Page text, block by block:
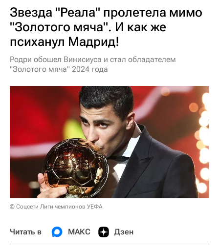
Звезда "Реала" пролетела мимо
"Золотого мяча". И как же
психанул Мадрид!
Родри обошел Винисиуса и стал обладателем
"Золотого мяча" 2024 года
© Соцсети Лиги чемпионов УЕФА
Читать в МАКС Дзен